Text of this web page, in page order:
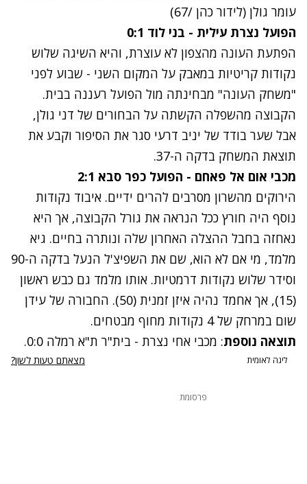
עומר גולן (לידור כהן /67)
הפועל נצרת עילית - בני לוד 0:1
הפתעת העונה מהצפון לא עוצרת, והיא השיגה שלוש
נקודות קריטיות במאבק על המקום השני - שבוע לפני
"משחק העונה" מבחינתה מול הפועל רעננה בבית.
הקבוצה מהשפלה הקשתה על הבחורים של דני גולן,
אבל שער בודד של יניב דרעי סגר את הסיפור וקבע את
תוצאת המשחק בדקה ה-37.
מכבי אום אל פאחם - הפועל כפר סבא 2:1
הירוקים מהשרון מסרבים להרים ידיים. איבוד נקודות
נוסף היה חורץ ככל הנראה את גורל הקבוצה, אך היא
נאחזה בחבל ההצלה האחרון שלה ונותרה בחיים. גיא
מלמד, מי אם לא הוא, שם את השפיצ'ל הנעל בדקה ה-90
וסידר שלוש נקודות דרמטיות. אותו מלמד גם כבש ראשון
(15), אך אחמד נהיה איזן זמנית (50). החבורה של עידן
שום במרחק של 4 נקודות מחוף מבטחים.
תוצאה נוספת: מכבי אחי נצרת - בית"ר ת"א רמלה 0:0.
ליגה לאומית מצאתם טעות לשון?
פרסומת